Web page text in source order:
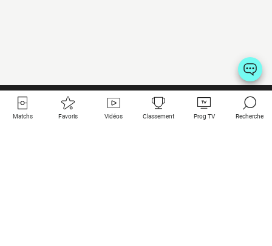
Matchs Favoris Vidéos Classement Prog TV Recherche